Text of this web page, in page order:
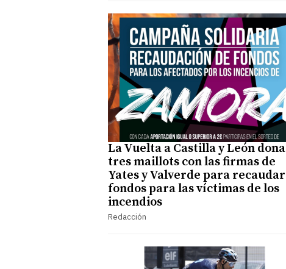
La Vuelta a Castilla y León dona
tres maillots con las firmas de
Yates y Valverde para recaudar
fondos para las víctimas de los
incendios
Redacción